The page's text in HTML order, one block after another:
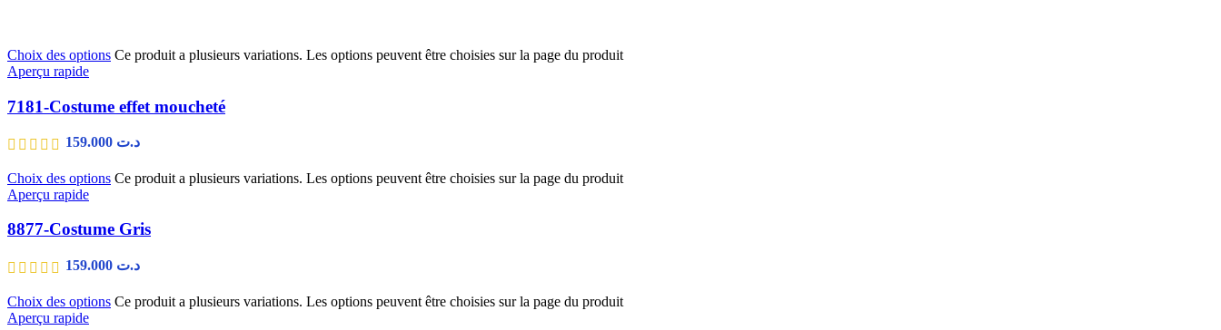
Choix des options Ce produit a plusieurs variations. Les options peuvent être choisies sur la page du produit
Aperçu rapide
7181-Costume effet moucheté
د.ت
Choix des options Ce produit a plusieurs variations. Les options peuvent être choisies sur la page du produit
Aperçu rapide
8877-Costume Gris
د.ت
Choix des options Ce produit a plusieurs variations. Les options peuvent être choisies sur la page du produit
Aperçu rapide